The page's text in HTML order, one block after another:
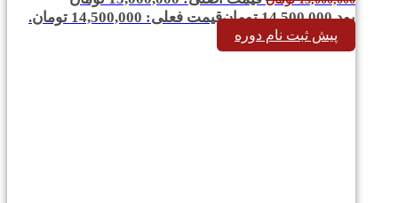
بود.14,500,000 تومانقیمت فعلی: 14,500,000 تومان.
پیش ثبت نام دوره